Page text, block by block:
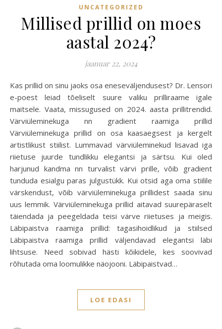
UNCATEGORIZED
Millised prillid on moes
aastal 2024?
jaanuar 22, 2024
Kas prillid on sinu jaoks osa eneseväljendusest? Dr. Lensori
e-poest leiad tõeliselt suure valiku prilliraame igale
maitsele. Vaata, missugused on 2024. aasta prillitrendid.
Värviüleminekuga nn gradient raamiga prillid
Värviüleminekuga prillid on osa kaasaegsest ja kergelt
artistlikust stiilist. Lummavad värviüleminekud lisavad iga
riietuse juurde tundlikku elegantsi ja särtsu. Kui oled
harjunud kandma nn turvalist värvi prille, võib gradient
tunduda esialgu paras julgustükk. Kui otsid aga oma stiilile
värskendust, võib värviüleminekuga prillidest saada sinu
uus lemmik. Värviüleminekuga prillid aitavad suurepäraselt
täiendada ja peegeldada teisi värve riietuses ja meigis.
Läbipaistva raamiga prillid: tagasihoidlikud ja stiilsed
Läbipaistva raamiga prillid väljendavad elegantsi läbi
lihtsuse. Need sobivad hästi kõikidele, kes soovivad
rõhutada oma loomulikke näojooni. Läbipaistvad…
LOE EDASI